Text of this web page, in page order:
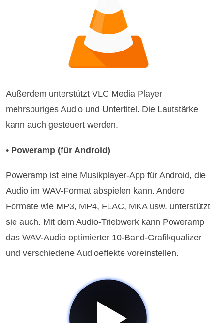
Außerdem unterstützt VLC Media Player
mehrspuriges Audio und Untertitel. Die Lautstärke
kann auch gesteuert werden.
• Poweramp (für Android)
Poweramp ist eine Musikplayer-App für Android, die
Audio im WAV-Format abspielen kann. Andere
Formate wie MP3, MP4, FLAC, MKA usw. unterstützt
sie auch. Mit dem Audio-Triebwerk kann Poweramp
das WAV-Audio optimierter 10-Band-Grafikqualizer
und verschiedene Audioeffekte voreinstellen.